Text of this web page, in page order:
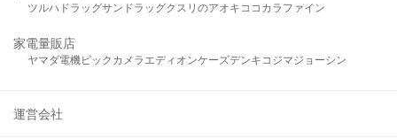
ツルハドラッグサンドラッグクスリのアオキ ココカラファイン
家電量販店
ヤマダ電機ビックカメラ エディオンケーズデンキ コジマジョーシン
運営会社